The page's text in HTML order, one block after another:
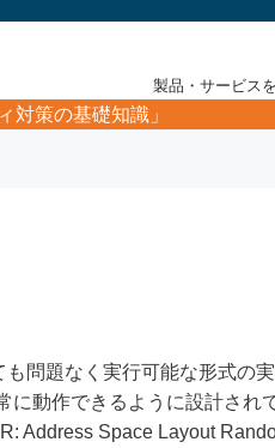
製品・サービス
対策の基礎知識」
問題なく実行可能な形式の
動作できるように設計され
Address Space Layout